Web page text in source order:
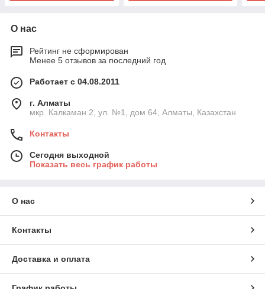
О нас
Рейтинг не сформирован
Менее 5 отзывов за последний год
Работает с 04.08.2011
г. Алматы
мкр. Калкаман 2, ул. №1, дом 64, Алматы, Казахстан
Контакты
Сегодня выходной
Показать весь график работы
О нас
Контакты
Доставка и оплата